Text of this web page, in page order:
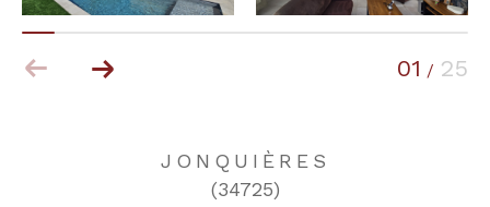
01 / 25
JONQUIÈRES
(34725)